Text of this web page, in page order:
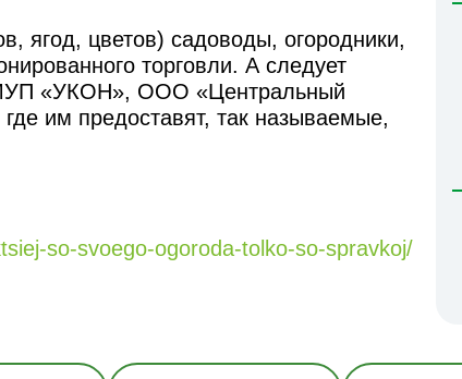
ягод, цветов) садоводы, огородники,
торговли. А следует
МУП «УКОН», ООО «Центральный
им предоставят, так называемые,
so-svoego-ogoroda-tolko-so-spravkoj/